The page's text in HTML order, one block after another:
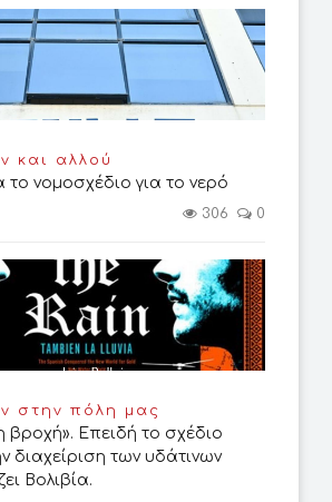
και αλλού
το νομοσχέδιο για το νερό
306 0
στην πόλη μας
βροχή». Επειδή το σχέδιο
διαχείριση των υδάτινων
Βολιβία.